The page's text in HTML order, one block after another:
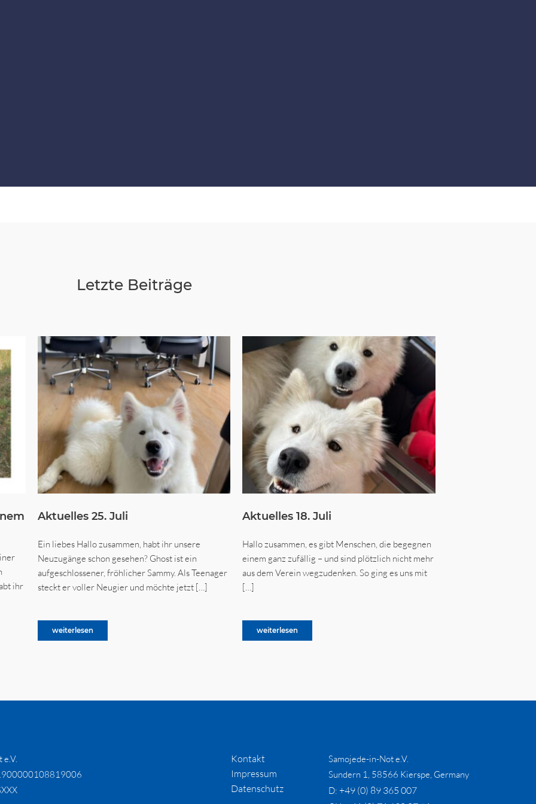
Letzte Beiträge
ihr
Aktuelles 25. Juli
Ein liebes Hallo zusammen, habt ihr unsere
Neuzugänge schon gesehen? Ghost ist ein
aufgeschlossener, fröhlicher Sammy. Als Teenager
steckt er voller Neugier und möchte jetzt […]
weiterlesen
Aktuelles 18. Juli
Hallo zusammen, es gibt Menschen, die begegnen
einem ganz zufällig – und sind plötzlich nicht mehr
aus dem Verein wegzudenken. So ging es uns mit
[…]
weiterlesen
Kontakt
Impressum
Datenschutz
Samojede-in-Not e.V.
Sundern 1, 58566 Kierspe, Germany
D: +49 (0) 89 365 007